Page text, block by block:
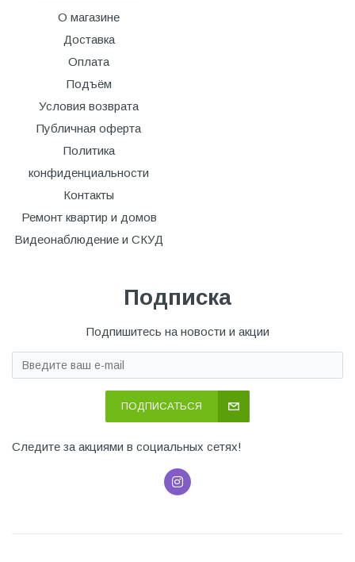
О магазине
Доставка
Оплата
Подъём
Условия возврата
Публичная оферта
Политика
конфиденциальности
Контакты
Ремонт квартир и домов
Видеонаблюдение и СКУД
Подписка
Подпишитесь на новости и акции
ПОДПИСАТЬСЯ
Следите за акциями в социальных сетях!